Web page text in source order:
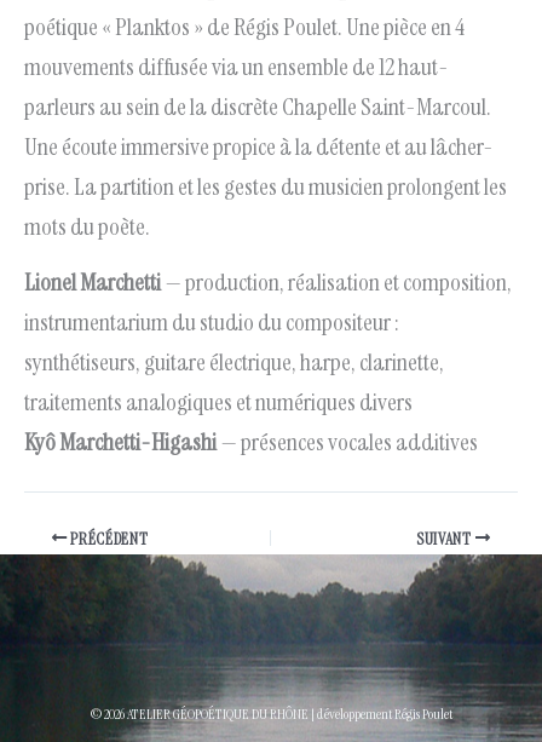
poétique « Planktos » de Régis Poulet. Une pièce en 4
mouvements diffusée via un ensemble de 12 haut-
parleurs au sein de la discrète Chapelle Saint-Marcoul.
Une écoute immersive propice à la détente et au lâcher-
prise. La partition et les gestes du musicien prolongent les
mots du poète.
Lionel Marchetti— production, réalisation et composition,
instrumentarium du studio du compositeur :
synthétiseurs, guitare électrique, harpe, clarinette,
traitements analogiques et numériques divers
Kyô Marchetti-Higashi— présences vocales additives
PRÉCÉDENT SUIVANT
© 2026 ATELIER GÉOPOÉTIQUE DU RHÔNE | développement Régis Poulet